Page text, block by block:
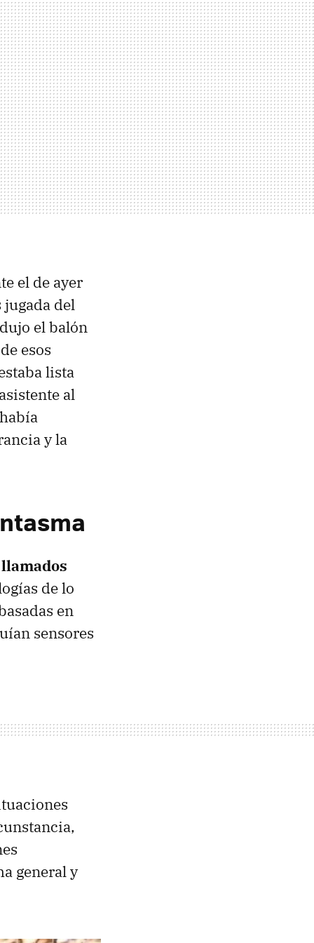
el de ayer
del
el balón
esos
lista
al
y la
de lo
en
sensores
general y